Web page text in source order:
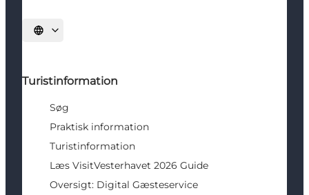
Vælg sprog
Turistinformation
Søg
Praktisk information
Turistinformation
Læs VisitVesterhavet 2026 Guide
Oversigt: Digital Gæsteservice